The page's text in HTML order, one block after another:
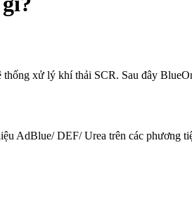
xử lý khí thải SCR. Sau đây
AdBlue/ DEF/ Urea trên các